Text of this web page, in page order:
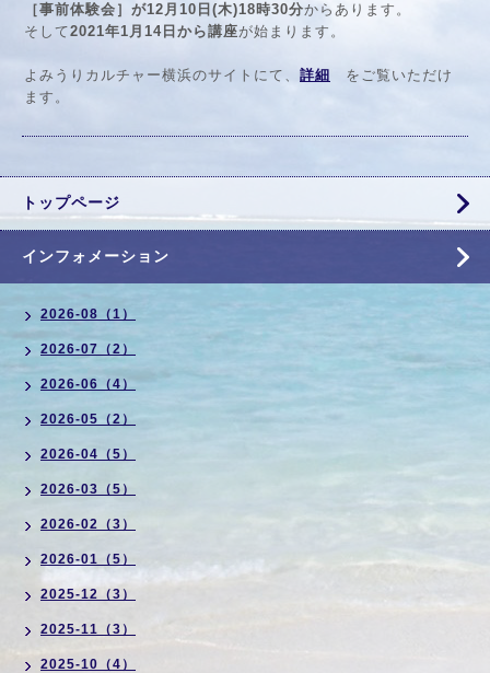
［事前体験会］が12月10日(木)18時30分からあります。
そして2021年1月14日から講座が始まります。
よみうりカルチャー横浜のサイトにて、 詳細 をご覧いただけ
ます。
トップページ
インフォメーション
2026-08（1）
2026-07（2）
2026-06（4）
2026-05（2）
2026-04（5）
2026-03（5）
2026-02（3）
2026-01（5）
2025-12（3）
2025-11（3）
2025-10（4）